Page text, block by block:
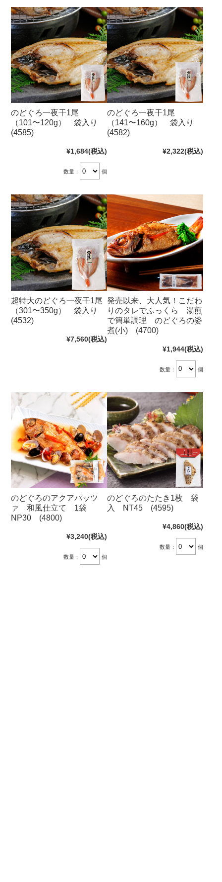
のどぐろ一夜干1尾
（101〜120g） 袋入り
(4585)
¥1,684(税込)
数量： 個
のどぐろ一夜干1尾
（141〜160g） 袋入り
(4582)
¥2,322(税込)
超特大のどぐろ一夜干1尾
（301〜350g） 袋入り
(4532)
¥7,560(税込)
発売以来、大人気！こだわ
りのタレでふっくら 湯煎
で簡単調理 のどぐろの姿
煮(小) (4700)
¥1,944(税込)
数量： 個
のどぐろのアクアパッツ
ァ 和風仕立て 1袋
NP30 (4800)
¥3,240(税込)
数量： 個
のどぐろのたたき1枚 袋
入 NT45 (4595)
¥4,860(税込)
数量： 個